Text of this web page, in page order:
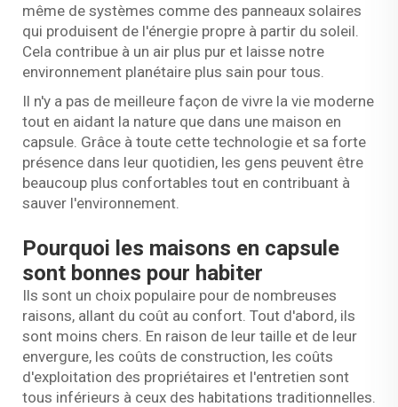
même de systèmes comme des panneaux solaires
qui produisent de l'énergie propre à partir du soleil.
Cela contribue à un air plus pur et laisse notre
environnement planétaire plus sain pour tous.
Il n'y a pas de meilleure façon de vivre la vie moderne
tout en aidant la nature que dans une maison en
capsule. Grâce à toute cette technologie et sa forte
présence dans leur quotidien, les gens peuvent être
beaucoup plus confortables tout en contribuant à
sauver l'environnement.
Pourquoi les maisons en capsule
sont bonnes pour habiter
Ils sont un choix populaire pour de nombreuses
raisons, allant du coût au confort. Tout d'abord, ils
sont moins chers. En raison de leur taille et de leur
envergure, les coûts de construction, les coûts
d'exploitation des propriétaires et l'entretien sont
tous inférieurs à ceux des habitations traditionnelles.